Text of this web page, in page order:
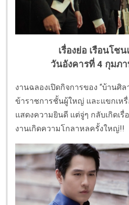
เรื่องย่อ เรือนโชน
วันอังคารที่ 4 กุมภ
งานฉลองเปิดกิจการของ “บ้านศิล
ข้าราชการชั้นผู้ใหญ่ และแขกเห
แสดงความยินดี แต่จู่ๆ กลับเกิดเ
งานเกิดความโกลาหลครั้งใหญ่!!